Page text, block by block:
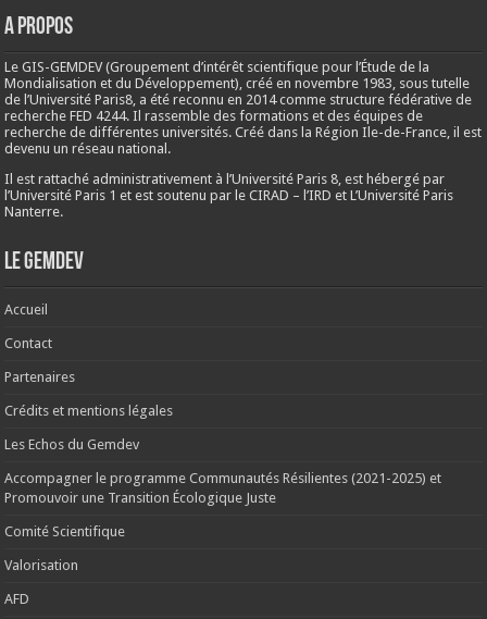
A propos
Le GIS-GEMDEV (Groupement d’intérêt scientifique pour l’Étude de la
Mondialisation et du Développement), créé ennovembre 1983 , sous tutelle
de l’Université Paris8, a été reconnu en 2014 comme structure fédérative de
recherche FED 4244. Il rassemble des formations et des équipes de
recherche de différentes universités. Créé dans la Région Ile-de-France, il est
devenu un réseau national.
Il est rattaché administrativement à l’Université Paris 8, est hébergé par
l’Université Paris 1 et est soutenu par le CIRAD – l’IRD et L’Université Paris
Nanterre.
Le Gemdev
Accueil
Contact
Partenaires
Crédits et mentions légales
Les Echos du Gemdev
Accompagner le programme Communautés Résilientes (2021-2025) et
Promouvoir une Transition Écologique Juste
Comité Scientifique
Valorisation
AFD